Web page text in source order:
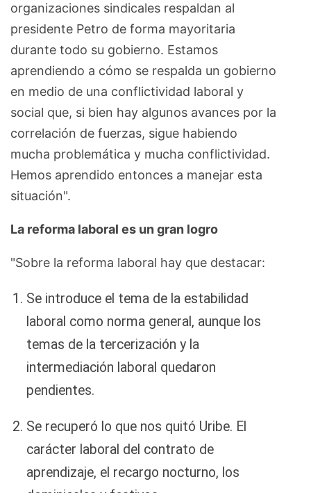
organizaciones sindicales respaldan al
presidente Petro de forma mayoritaria
durante todo su gobierno. Estamos
aprendiendo a cómo se respalda un gobierno
en medio de una conflictividad laboral y
social que, si bien hay algunos avances por la
correlación de fuerzas, sigue habiendo
mucha problemática y mucha conflictividad.
Hemos aprendido entonces a manejar esta
situación".
La reforma laboral es un gran logro
"Sobre la reforma laboral hay que destacar:
Se introduce el tema de la estabilidad
laboral como norma general, aunque los
temas de la tercerización y la
intermediación laboral quedaron
pendientes.
Se recuperó lo que nos quitó Uribe. El
carácter laboral del contrato de
aprendizaje, el recargo nocturno, los